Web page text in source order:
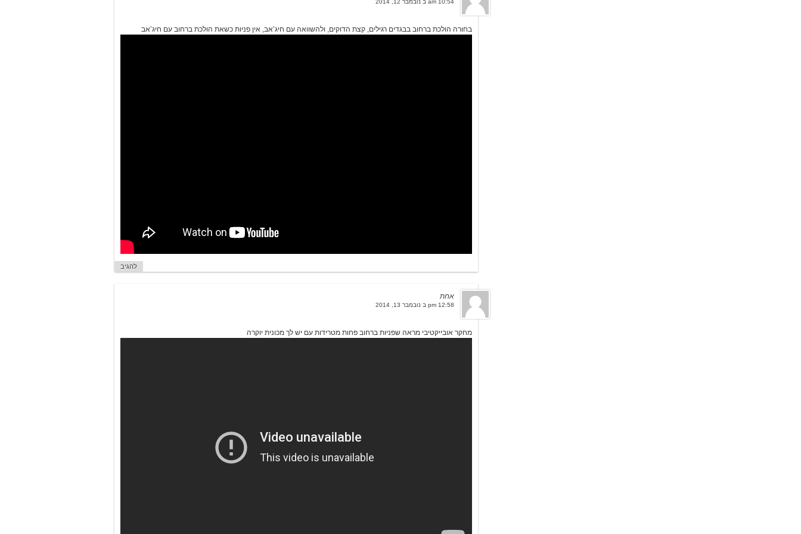
10:54 am ב נובמבר 12, 2014
בחורה הולכת ברחוב בבגדים רגילים, קצת הדוקים, ולהשוואה עם חיג’אב, אין פניות כשאת הולכת ברחוב עם חיג’אב
להגיב
אחת
12:58 pm ב נובמבר 13, 2014
מחקר אובייקטיבי מראה שפניות ברחוב פחות מטרידות עם יש לך מכונית יוקרה